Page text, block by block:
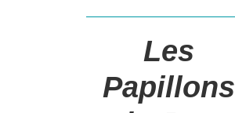
Les
Papillons